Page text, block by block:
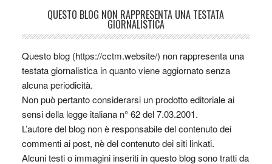
QUESTO BLOG NON RAPPRESENTA UNA TESTATA
GIORNALISTICA
Questo blog (https://cctm.website/) non rappresenta una
testata giornalistica in quanto viene aggiornato senza
alcuna periodicità.
Non può pertanto considerarsi un prodotto editoriale ai
sensi della legge italiana n° 62 del 7.03.2001.
L’autore del blog non è responsabile del contenuto dei
commenti ai post, nè del contenuto dei siti linkati.
Alcuni testi o immagini inseriti in questo blog sono tratti da